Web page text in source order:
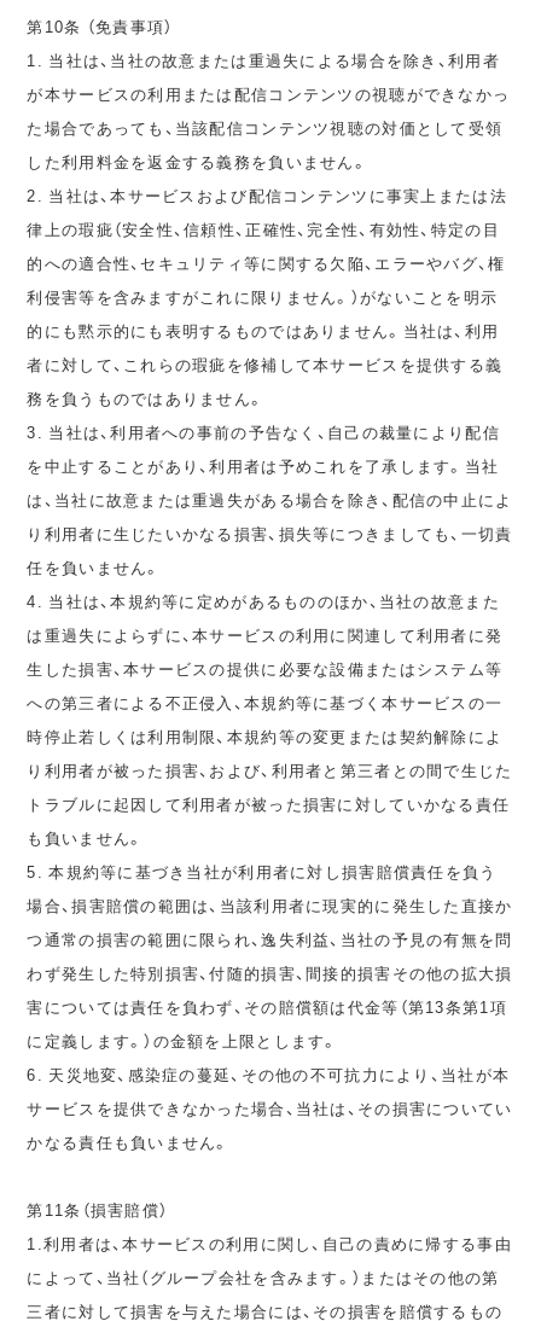
第10条 （免責事項）
1. 当社は、当社の故意または重過失による場合を除き、利用者
が本サービスの利用または配信コンテンツの視聴ができなかっ
た場合であっても、当該配信コンテンツ視聴の対価として受領
した利用料金を返金する義務を負いません。
2. 当社は、本サービスおよび配信コンテンツに事実上または法
律上の瑕疵（安全性、信頼性、正確性、完全性、有効性、特定の目
的への適合性、セキュリティ等に関する欠陥、エラーやバグ、権
利侵害等を含みますがこれに限りません。）がないことを明示
的にも黙示的にも表明するものではありません。当社は、利用
者に対して、これらの瑕疵を修補して本サービスを提供する義
務を負うものではありません。
3. 当社は、利用者への事前の予告なく、自己の裁量により配信
を中止することがあり、利用者は予めこれを了承します。当社
は、当社に故意または重過失がある場合を除き、配信の中止によ
り利用者に生じたいかなる損害、損失等につきましても、一切責
任を負いません。
4. 当社は、本規約等に定めがあるもののほか、当社の故意また
は重過失によらずに、本サービスの利用に関連して利用者に発
生した損害、本サービスの提供に必要な設備またはシステム等
への第三者による不正侵入、本規約等に基づく本サービスの一
時停止若しくは利用制限、本規約等の変更または契約解除によ
り利用者が被った損害、および、利用者と第三者との間で生じた
トラブルに起因して利用者が被った損害に対していかなる責任
も負いません。
5. 本規約等に基づき当社が利用者に対し損害賠償責任を負う
場合、損害賠償の範囲は、当該利用者に現実的に発生した直接か
つ通常の損害の範囲に限られ、逸失利益、当社の予見の有無を問
わず発生した特別損害、付随的損害、間接的損害その他の拡大損
害については責任を負わず、その賠償額は代金等（第13条第1項
に定義します。）の金額を上限とします。
6. 天災地変、感染症の蔓延、その他の不可抗力により、当社が本
サービスを提供できなかった場合、当社は、その損害についてい
かなる責任も負いません。
第11条（損害賠償）
1.利用者は、本サービスの利用に関し、自己の責めに帰する事由
によって、当社（グループ会社を含みます。）またはその他の第
三者に対して損害を与えた場合には、その損害を賠償するもの